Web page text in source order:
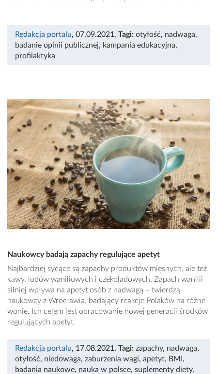
Redakcja portalu, 07.09.2021 , Tagi: otyłość, nadwaga,
badanie opinii publicznej, kampania edukacyjna,
profilaktyka
Naukowcy badają zapachy regulujące apetyt
Najbardziej sycące są zapachy produktów mięsnych, ale też
kawy, lodów waniliowych i czekoladowych. Zapach wanilii
silniej wpływa na apetyt osób z nadwagą – twierdzą
naukowcy z Wrocławia, badający reakcje Polaków na różne
wonie. Ich celem jest opracowanie nowej generacji środków
regulujących apetyt.
Redakcja portalu, 17.08.2021 , Tagi: zapachy, nadwaga,
otyłość, niedowaga, zaburzenia wagi, apetyt, BMI ,
badania naukowe, nauka w polsce, suplementy diety,